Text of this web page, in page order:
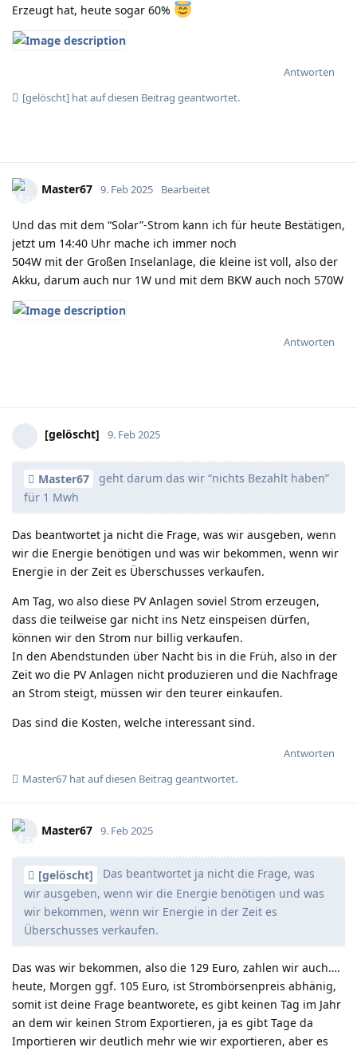
Erzeugt hat, heute sogar 60%
Antworten
[gelöscht] hatauf diesen Beitrag geantwortet.
Master67 9. Feb 2025 Bearbeitet
Und das mit dem “Solar”-Strom kann ich für heute Bestätigen,
jetzt um 14:40 Uhr mache ich immer noch
504W mit der Großen Inselanlage, die kleine ist voll, also der
Akku, darum auch nur 1W und mit dem BKW auch noch 570W
Antworten
[gelöscht] 9. Feb 2025
Master67
geht darum das wir “nichts Bezahlt haben”
für 1 Mwh
Das beantwortet ja nicht die Frage, was wir ausgeben, wenn
wir die Energie benötigen und was wir bekommen, wenn wir
Energie in der Zeit es Überschusses verkaufen.
Am Tag, wo also diese PV Anlagen soviel Strom erzeugen,
dass die teilweise gar nicht ins Netz einspeisen dürfen,
können wir den Strom nur billig verkaufen.
In den Abendstunden über Nacht bis in die Früh, also in der
Zeit wo die PV Anlagen nicht produzieren und die Nachfrage
an Strom steigt, müssen wir den teurer einkaufen.
Das sind die Kosten, welche interessant sind.
Antworten
Master67 hatauf diesen Beitrag geantwortet.
Master67 9. Feb 2025
[gelöscht]
Das beantwortet ja nicht die Frage, was
wir ausgeben, wenn wir die Energie benötigen und was
wir bekommen, wenn wir Energie in der Zeit es
Überschusses verkaufen.
Das was wir bekommen, also die 129 Euro, zahlen wir auch….
heute, Morgen ggf. 105 Euro, ist Strombörsenpreis abhänig,
somit ist deine Frage beantworete, es gibt keinen Tag im Jahr
an dem wir keinen Strom Exportieren, ja es gibt Tage da
Importieren wir deutlich mehr wie wir exportieren, aber es